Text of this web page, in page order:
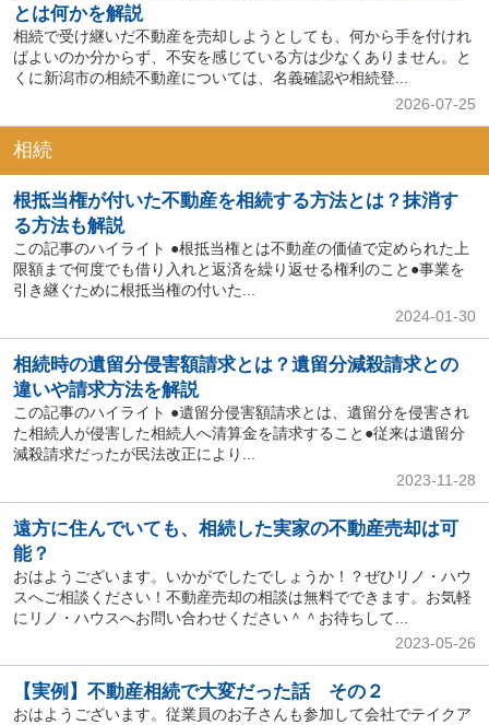
とは何かを解説
相続で受け継いだ不動産を売却しようとしても、何から手を付けれ
ばよいのか分からず、不安を感じている方は少なくありません。と
くに新潟市の相続不動産については、名義確認や相続登...
2026-07-25
相続
根抵当権が付いた不動産を相続する方法とは？抹消す
る方法も解説
この記事のハイライト ●根抵当権とは不動産の価値で定められた上
限額まで何度でも借り入れと返済を繰り返せる権利のこと●事業を
引き継ぐために根抵当権の付いた...
2024-01-30
相続時の遺留分侵害額請求とは？遺留分減殺請求との
違いや請求方法を解説
この記事のハイライト ●遺留分侵害額請求とは、遺留分を侵害され
た相続人が侵害した相続人へ清算金を請求すること●従来は遺留分
減殺請求だったが民法改正により...
2023-11-28
遠方に住んでいても、相続した実家の不動産売却は可
能？
おはようございます。いかがでしたでしょうか！？ぜひリノ・ハウ
スへご相談ください！不動産売却の相談は無料でできます。お気軽
にリノ・ハウスへお問い合わせください＾＾お待ちして...
2023-05-26
【実例】不動産相続で大変だった話 その２
おはようございます。従業員のお子さんも参加して会社でテイクア